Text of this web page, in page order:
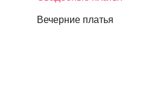
Вечерние платья